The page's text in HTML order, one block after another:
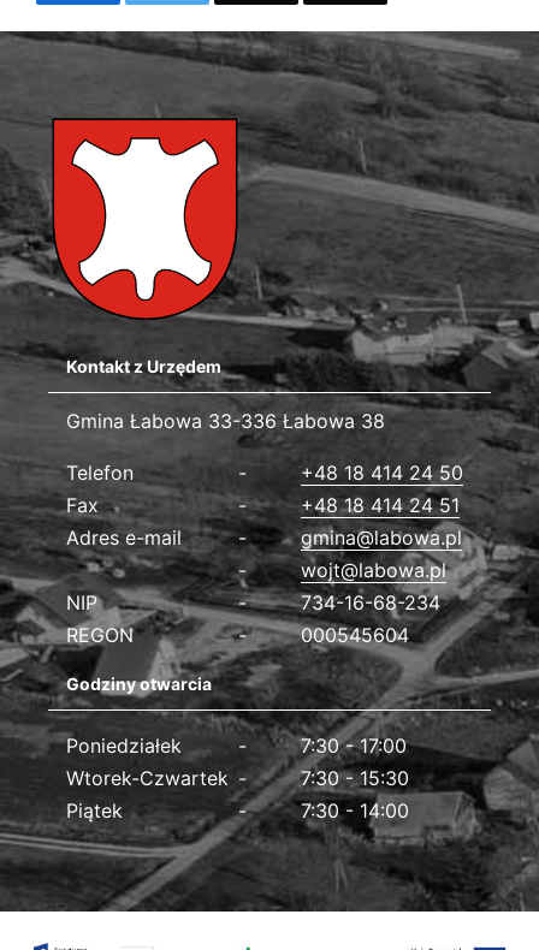
Kontakt z Urzędem
Gmina Łabowa
Gmina Łabowa 33-336 Łabowa 38
Dane kontaktowe
Telefon
+48 18 414 24 50
Fax
+48 18 414 24 51
Adres e-mail
gmina@labowa.pl
wojt@labowa.pl
NIP
734-16-68-234
REGON
000545604
Godziny otwarcia
Poniedziałek
7:30 - 17:00
Wtorek-Czwartek
7:30 - 15:30
Piątek
7:30 - 14:00